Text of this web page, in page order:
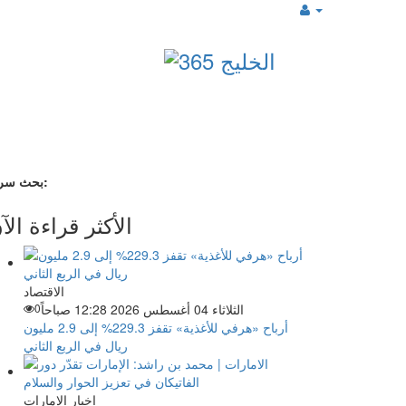
بحث سريع:
الأكثر قراءة
الاقتصاد
الثلاثاء 04 أغسطس 2026 12:28 صباحاً
0
أرباح «هرفي للأغذية» تقفز 229.3% إلى 2.9 مليون
ريال في الربع الثاني
اخبار الإمارات